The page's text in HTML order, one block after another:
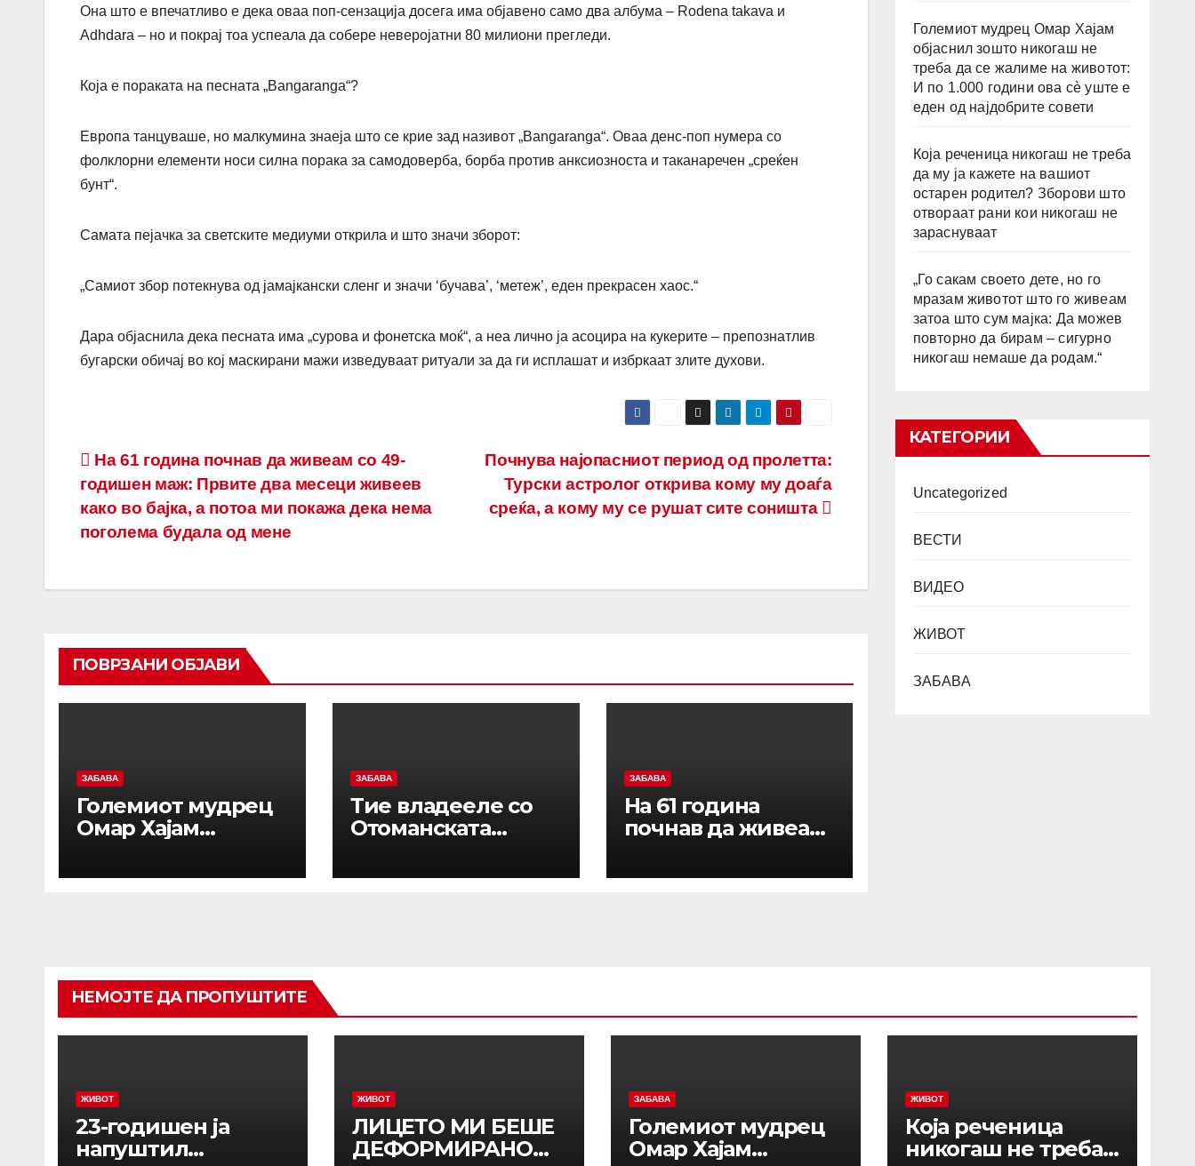
Она што е впечатливо е дека оваа поп-сензација досега има објавено само два албума – Rodena takava и
Adhdara – но и покрај тоа успеала да собере неверојатни 80 милиони прегледи.
Која е пораката на песната „Bangaranga“?
Европа танцуваше, но малкумина знаеја што се крие зад називот „Bangaranga“. Оваа денс-поп нумера со
фолклорни елементи носи силна порака за самодоверба, борба против анксиозноста и таканаречен „среќен
бунт“.
Самата пејачка за светските медиуми открила и што значи зборот:
„Самиот збор потекнува од јамајкански сленг и значи ‘бучава’, ‘метеж’, еден прекрасен хаос.“
Дара објаснила дека песната има „сурова и фонетска моќ“, а неа лично ја асоцира на кукерите – препознатлив
бугарски обичај во кој маскирани мажи изведуваат ритуали за да ги исплашат и избркаат злите духови.
Post
navigation
Почнува најопасниот период од пролетта:
Турски астролог открива кому му доаѓа
среќа, а кому му се рушат сите соништа
На 61 година почнав да живеам со 49-
годишен маж: Првите два месеци живеев
како во бајка, а потоа ми покажа дека нема
поголема будала од мене
ПОВРЗАНИ ОБЈАВИ
ЗАБАВА
Големиот мудрец
Омар Хајам
никогаш не треба
најдобрите совети
ЗАБАВА
Тие владееле со
Отоманската
султаните ја
ЗАБАВА
На 61 година
почнав да живеам
маж: Првите два
Големиот мудрец Омар Хајам
објаснил зошто никогаш не
треба да се жалиме на животот:
И по 1.000 години ова сè уште е
еден од најдобрите совети
Која реченица никогаш не треба
да му ја кажете на вашиот
остарен родител? Зборови што
отвораат рани кои никогаш не
зараснуваат
„Го сакам своето дете, но го
мразам животот што го живеам
затоа што сум мајка: Да можев
повторно да бирам – сигурно
никогаш немаше да родам.“
КАТЕГОРИИ
Uncategorized
ВЕСТИ
ВИДЕО
ЖИВОТ
ЗАБАВА
НЕМОЈТЕ ДА ПРОПУШТИТЕ
ЖИВОТ
23-годишен ја
напуштил
ЖИВОТ
ЛИЦЕТО МИ БЕШЕ
ДЕФОРМИРАНО
ЗАБАВА
Големиот мудрец
Омар Хајам
ЖИВОТ
Која реченица
никогаш не треба